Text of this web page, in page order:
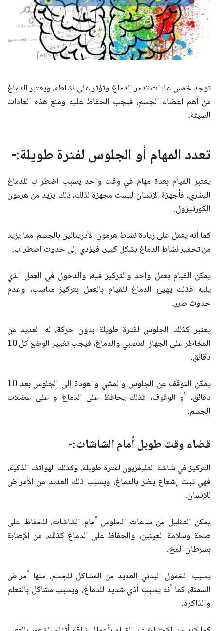
توجد خمس عادات تدمر الدماغ وتؤثر على نشاطه، ويعتبر الدماغ
من أهم أعضاء الجسم، فيجب الحفاظ عليه ومنع هذه العادات
السيئة.
تعدد المهام أو الجلوس لفترة طويلة:-
يعتبر القيام بعدة مهام في وقت واحد يسبب اضطراب للدماغ
البشري، فأجهزة الإنسان ليست مجهزة لذلك، ذلك يزيد من هرمون
الكورتيزول.
كما أنه يعمل على زيادة نشاط هرمون الأدرينالين بالجسم، مما يزيد
من تحفيز نشاط الدماغ بشكل كبير، فيؤدي إلى حدوث اضطراب.
يمكن القيام بعمل واحد والتركيز فيه، والدخول في العمل الذي
يليه فذلك يهيئ الدماغ للقيام بالعمل بتركيز مناسب، وعدم
حدوث ضرر.
يعتبر كذلك الجلوس لفترة طويلة بدون حركة، له العديد من
المخاطر على الجهاز العصبي والدماغ، فيجب تغيير الوضع كل 10
دقائق.
يمكن التوقف عن الجلوس والمشي والعودة إلى الجلوس بعد 10
دقائق، أو الوقوف، فذلك يحافظ على الدماغ و على عضلات
الجسم.
قضاء وقت طويل أمام الشاشات:-
التركيز في شاشة التليفزيون لفترة طويلة، وكذلك الهواتف الذكية،
فهي تبث إشعاع يضر بالدماغ، ويسبب ذلك العديد من الأمراض
للإنسان.
يمكن التقليل من ساعات الجلوس أمام الشاشات، للحفاظ على
صحة وسلامة العينين، والحفاظ على الدماغ كذلك، من الإصابة
بسرطان المخ.
يسبب الخمول البدني العديد من المشاكل للجسم، منها أمراض
السمنة، كما أنه يسبب أذي شديد للدماغ، ويسبب مشاكل بالتعلم
والذاكرة.